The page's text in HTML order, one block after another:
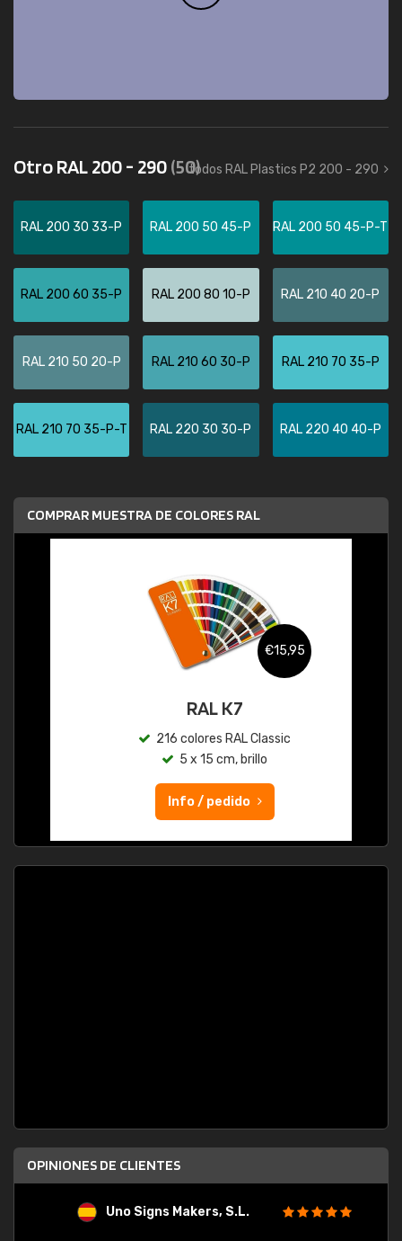
Otro RAL 200 - 290(50)todos RAL Plastics P2 200 - 290
RAL 200 30 33-P RAL 200 50 45-P RAL 200 50 45-P-T
RAL 200 60 35-P RAL 200 80 10-P RAL 210 40 20-P
RAL 210 50 20-P RAL 210 60 30-P RAL 210 70 35-P
RAL 210 70 35-P-T RAL 220 30 30-P RAL 220 40 40-P
COMPRAR MUESTRA DE COLORES RAL
€15,95
RAL K7
216 colores RAL Classic
5 x 15 cm, brillo
Info / pedido
OPINIONES DE CLIENTES
Uno Signs Makers, S.L.